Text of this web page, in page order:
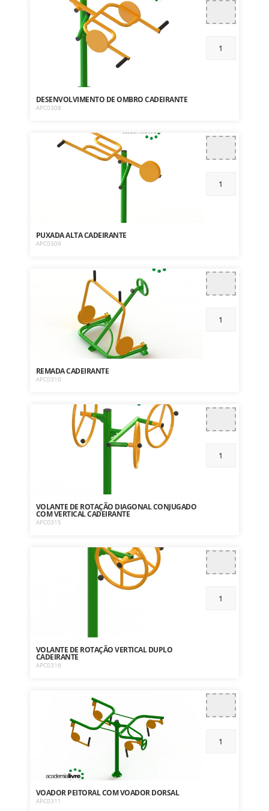
DESENVOLVIMENTO DE OMBRO CADEIRANTE
APC0308
PUXADA ALTA CADEIRANTE
APC0309
REMADA CADEIRANTE
APC0310
VOLANTE DE ROTAÇÃO DIAGONAL CONJUGADO
COM VERTICAL CADEIRANTE
APC0315
VOLANTE DE ROTAÇÃO VERTICAL DUPLO
CADEIRANTE
APC0316
VOADOR PEITORAL COM VOADOR DORSAL
APC0311